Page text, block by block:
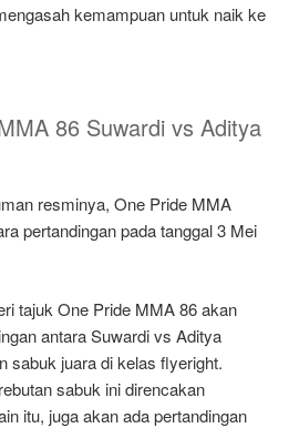
kemampuan untuk naik ke
86 Suwardi vs Aditya
resminya, One Pride MMA
pertandingan pada tanggal 3 Mei
tajuk One Pride MMA 86 akan
antara Suwardi vs Aditya
sabuk juara di kelas flyeright.
sabuk ini direncakan
itu, juga akan ada pertandingan